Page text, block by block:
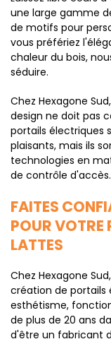
une large gamme
de motifs pour
vous préfériez
chaleur du bois,
séduire.
Chez Hexagone
design ne doit pas
portails électriques
plaisants, mais ils
technologies en
de contrôle d'accès.
FAITES
POUR VOTRE
LATTES
Chez Hexagone
création de portails
esthétisme,
de plus de 20 ans
d'être un fabricant